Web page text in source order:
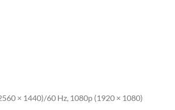
× 1440)/60 Hz, 1080p (1920 × 1080)